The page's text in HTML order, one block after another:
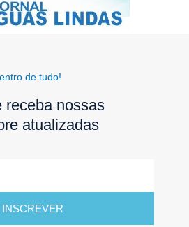
de tudo!
receba nossas
atualizadas
INSCREVER